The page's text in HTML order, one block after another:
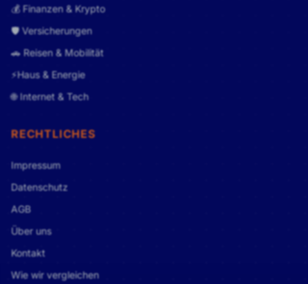
💰 Finanzen & Krypto
🛡️ Versicherungen
🚗 Reisen & Mobilität
⚡Haus & Energie
🌐 Internet & Tech
RECHTLICHES
Impressum
Datenschutz
AGB
Über uns
Kontakt
Wie wir vergleichen